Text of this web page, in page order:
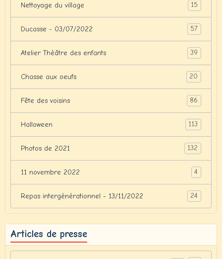
Nettoyage du village 15
Ducasse - 03/07/2022 57
Atelier Théâtre des enfants 39
Chasse aux oeufs 20
Fête des voisins 86
Halloween 113
Photos de 2021 132
11 novembre 2022 4
Repas intergénérationnel - 13/11/2022 24
Articles de presse